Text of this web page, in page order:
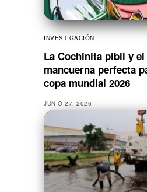
INVESTIGACIÓN
La Cochinita pibil y
mancuerna perfecta
copa mundial 2026
JUNIO 27, 2026